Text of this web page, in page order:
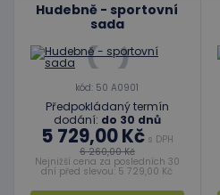
Hudebně - sportovní
sada
kód: 50 A0901
Předpokládaný termín
dodání: do 30 dnů
5 729,00 Kčs DPH
6 260,00 Kč
Nejnižší cena za posledních 30
dní před slevou: 5 729,00 Kč